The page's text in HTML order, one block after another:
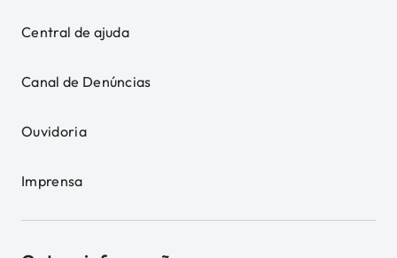
Central de ajuda
Canal de Denúncias
Ouvidoria
Imprensa